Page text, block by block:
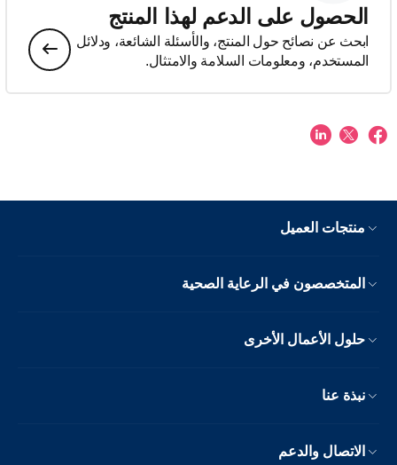
الحصول على الدعم لهذا المنتج
ابحث عن نصائح حول المنتج، والأسئلة الشائعة، ودلائل
المستخدم، ومعلومات السلامة والامتثال.
منتجات العميل
المتخصصون في الرعاية الصحية
حلول الأعمال الأخرى
نبذة عنا
الاتصال والدعم